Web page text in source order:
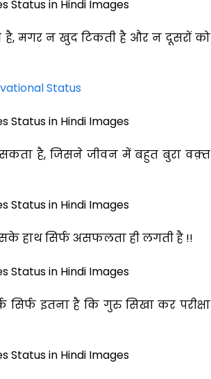
है, मगर न खुद टिकती है और न दूसरों को
Status
है, जिसने जीवन में बहुत बुरा वक़्त
हाथ सिर्फ असफलता ही लगती है !!
इतना है कि गुरु सिखा कर परीक्षा